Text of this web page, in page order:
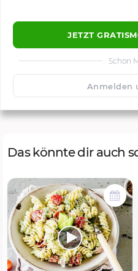
JETZT
Schon
Anmelden
🙂
Das könnte dir auch